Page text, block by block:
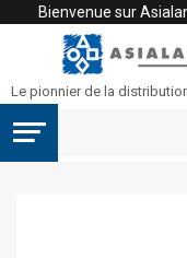
Bienvenue sur
Le pionnier de la